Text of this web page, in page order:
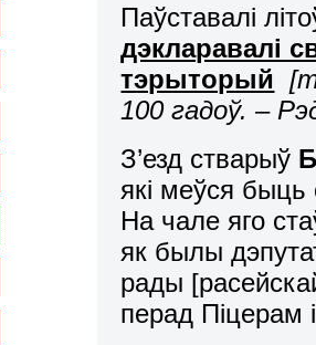
Паўставалі
дэкларавалі
тэрыторый [
100 гадоў. –
З’езд стварыў
які меўся быць
На чале яго
як былы
рады
перад Піцерам